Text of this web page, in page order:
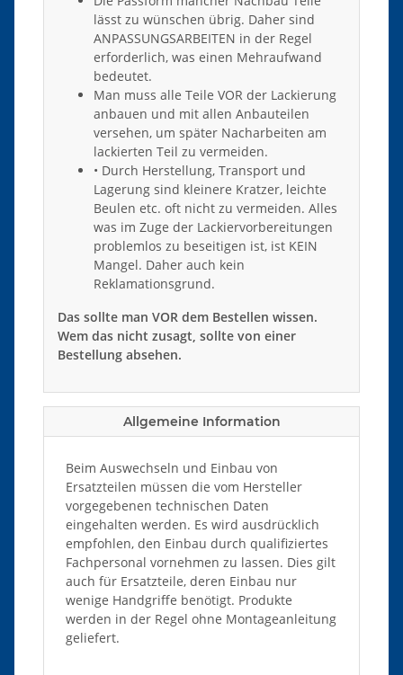
lässt zu wünschen übrig. Daher sind
ANPASSUNGSARBEITEN in der Regel
erforderlich, was einen Mehraufwand
bedeutet.
Man muss alle Teile VOR der Lackierung
anbauen und mit allen Anbauteilen
versehen, um später Nacharbeiten am
lackierten Teil zu vermeiden.
• Durch Herstellung, Transport und
Lagerung sind kleinere Kratzer, leichte
Beulen etc. oft nicht zu vermeiden. Alles
was im Zuge der Lackiervorbereitungen
problemlos zu beseitigen ist, ist KEIN
Mangel. Daher auch kein
Reklamationsgrund.
Das sollte man VOR dem Bestellen wissen.
Wem das nicht zusagt, sollte von einer
Bestellung absehen.
Allgemeine Information
Beim Auswechseln und Einbau von
Ersatzteilen müssen die vom Hersteller
vorgegebenen technischen Daten
eingehalten werden. Es wird ausdrücklich
empfohlen, den Einbau durch qualifiziertes
Fachpersonal vornehmen zu lassen. Dies gilt
auch für Ersatzteile, deren Einbau nur
wenige Handgriffe benötigt. Produkte
werden in der Regel ohne Montageanleitung
geliefert.